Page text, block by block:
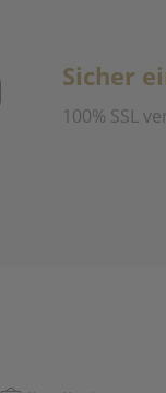
Sicher
100% SSL